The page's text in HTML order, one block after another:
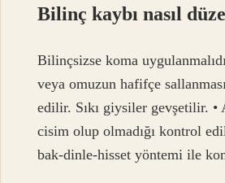
Bilinç kaybı nasıl
Bilinçsizse koma
veya omuzun hafifçe
edilir. Sıkı giysiler gevşetilir. •
cisim olup olmadığı kontrol
bak-dinle-hisset yöntemi ile